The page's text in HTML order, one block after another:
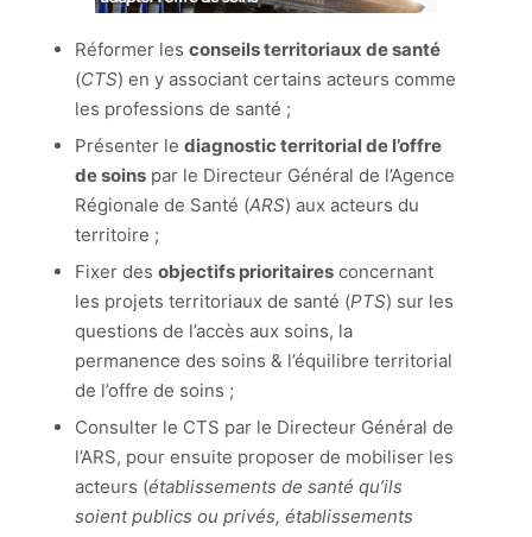
Réformer les conseils territoriaux de santé
(CTS) en y associant certains acteurs comme
les professions de santé ;
Présenter le diagnostic territorial de l’offre
de soinspar le Directeur Général de l’Agence
Régionale de Santé (ARS) aux acteurs du
territoire ;
Fixer des objectifs prioritairesconcernant
les projets territoriaux de santé (PTS) sur les
questions de l’accès aux soins, la
permanence des soins & l’équilibre territorial
de l’offre de soins ;
Consulter le CTS par le Directeur Général de
l’ARS, pour ensuite proposer de mobiliser les
acteurs (établissements de santé qu’ils
soient publics ou privés, établissements